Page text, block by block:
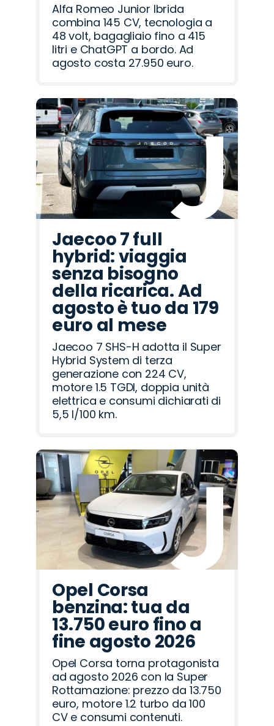
Alfa Romeo Junior Ibrida
combina 145 CV, tecnologia a
48 volt, bagagliaio fino a 415
litri e ChatGPT a bordo. Ad
agosto costa 27.950 euro.
Jaecoo 7 full
hybrid: viaggia
senza bisogno
della ricarica. Ad
agosto è tuo da 179
euro al mese
Jaecoo 7 SHS-H adotta il Super
Hybrid System di terza
generazione con 224 CV,
motore 1.5 TGDI, doppia unità
elettrica e consumi dichiarati di
5,5 l/100 km.
Opel Corsa
benzina: tua da
13.750 euro fino a
fine agosto 2026
Opel Corsa torna protagonista
ad agosto 2026 con la Super
Rottamazione: prezzo da 13.750
euro, motore 1.2 turbo da 100
CV e consumi contenuti.